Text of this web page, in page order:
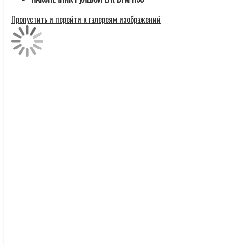
Пропустить и перейти к галереям изображений